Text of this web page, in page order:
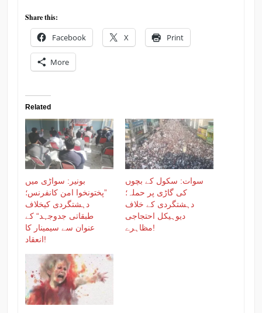
Share this:
Facebook X Print
More
Related
بونیر: سواڑی میں
”پختونخوا امن کانفرنس؛
دہشتگردی کیخلاف
طبقاتی جدوجہد“ کے
عنوان سے سیمینار کا
انعقاد!
سوات: سکول کے بچوں
کی گاڑی پر حملہ؛
دہشتگردی کے خلاف
دیوہیکل احتجاجی
مظاہرے!